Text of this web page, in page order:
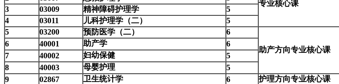
专业核心课
3
03009 精神障碍护理学
5
4
03011 儿科护理学（二）
5
5
03200 预防医学（二） 6
助产方向专业核心课
6 40001 助产学
6
7
40002 妇幼保健
5
8
40003 母婴护理
5
9
02867 卫生统计学 6
护理方向专业核心课